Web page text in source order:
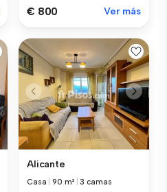
€ 800 Ver más
Alicante
Casa |90 m² |3 camas